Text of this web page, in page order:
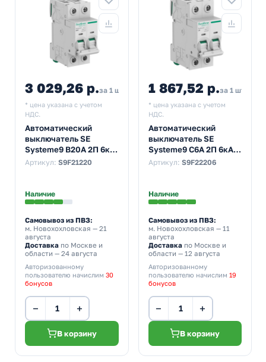
3 029,26 р.за 1 шт
* цена указана с учетом
НДС.
Автоматический
выключатель SE
Systeme9 В20А 2П 6кА
(автомат
Артикул: S9F21220
Наличие
Самовывоз из ПВЗ:
м. Новохохловская — 21
августа
Доставка по Москве и
области — 24 августа
Авторизованному
пользователю начислим 30
бонусов
− +
В корзину
1 867,52 р.за 1 шт
* цена указана с учетом
НДС.
Автоматический
выключатель SE
Systeme9 С6А 2П 6кА
(автомат
Артикул: S9F22206
Наличие
Самовывоз из ПВЗ:
м. Новохохловская — 11
августа
Доставкапо Москве и
области — 12 августа
Авторизованному
пользователю начислим 19
бонусов
− +
В корзину